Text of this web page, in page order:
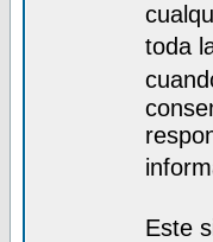
toda
Este